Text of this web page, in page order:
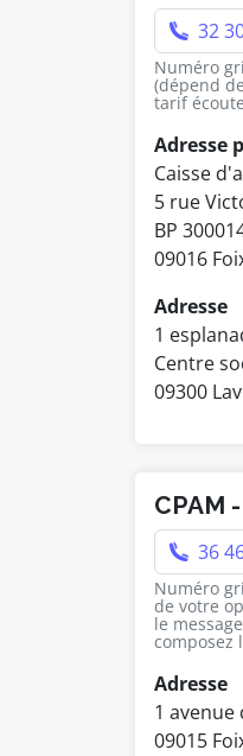
32
Numéro
(dépend
tarif
Adresse
Caisse
5 rue
BP
09016
Adresse
1
Centre
09300
CPAM
36
Numéro
de votre
le
composez
Adresse
1 avenue
09015